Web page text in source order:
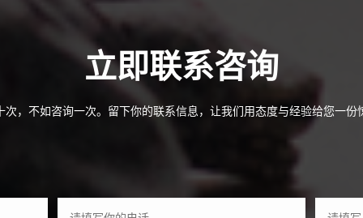
立即联系咨询
次，不如咨询一次。留下你的联系信息，让我们用态度与经验给您一份